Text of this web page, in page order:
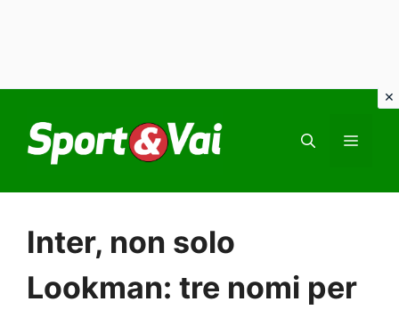
contenuto
Inter, non solo
Lookman: tre nomi per